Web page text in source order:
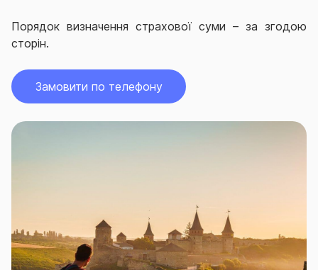
Порядок визначення страхової суми – за згодою
сторін.
Замовити по телефону